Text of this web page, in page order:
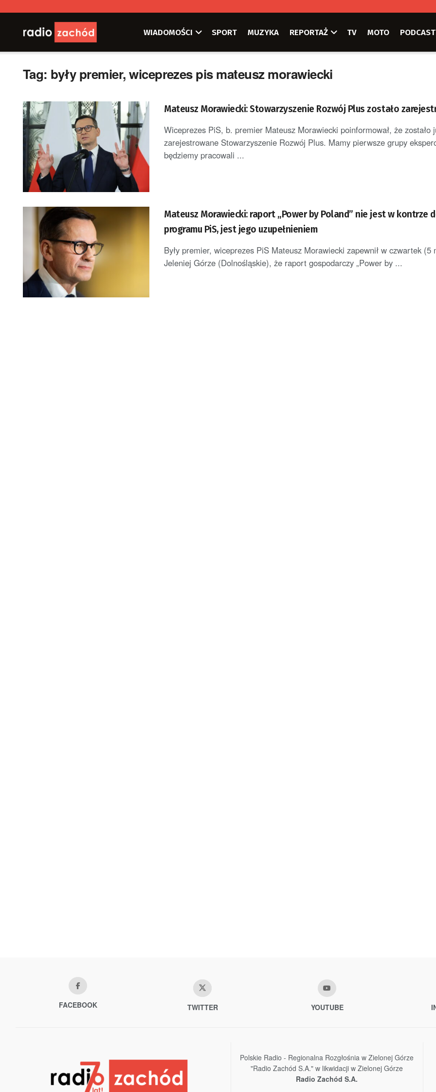
WIADOMOŚCI SPORT MUZYKA REPORTAŻ TV MOTO
Tag: były premier, wiceprezes pis mateusz morawiecki
Mateusz Morawiecki: Stowarzyszenie Rozwój Plus zostało
Wiceprezes PiS, b. premier Mateusz Morawiecki poinformował, że zostało
zarejestrowane Stowarzyszenie Rozwój Plus. Mamy pierwsze grupy
będziemy pracowali ...
Mateusz Morawiecki: raport „Power by Poland” nie jest w kontrze
programu PiS, jest jego uzupełnieniem
Były premier, wiceprezes PiS Mateusz Morawiecki zapewnił w czwartek (5
Jeleniej Górze (Dolnośląskie), że raport gospodarczy „Power by ...
FACEBOOK TWITTER YOUTUBE
Polskie Radio - Regionalna Rozgłośnia w Zielonej Górze
"Radio Zachód S.A." w likwidacji w Zielonej Górze
Radio Zachód S.A.